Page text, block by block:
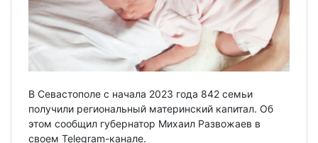
В Севастополе с начала 2023 года 842 семьи
получили региональный материнский капитал. Об
этом сообщил губернатор Михаил Развожаев в
своем Telegram-канале.